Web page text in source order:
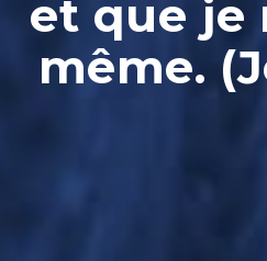
et que je
même.